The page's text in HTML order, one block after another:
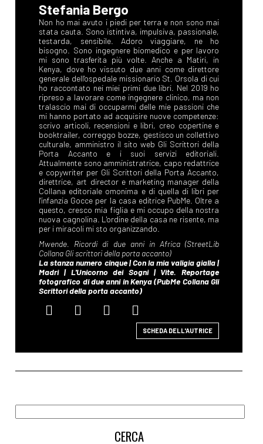
Stefania Bergo
SCHEDA DELL'AUTRICE